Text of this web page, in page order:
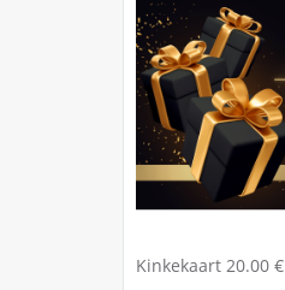
Kinkekaart 20.00 €